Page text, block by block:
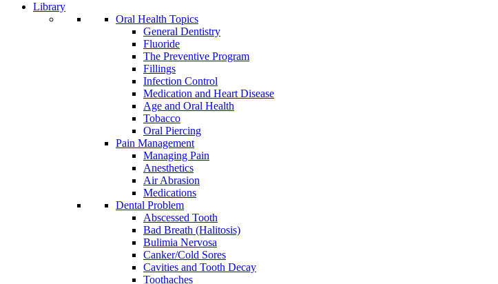
Library
Oral Health Topics
General Dentistry
Fluoride
The Preventive Program
Fillings
Infection Control
Medication and Heart Disease
Age and Oral Health
Tobacco
Oral Piercing
Pain Management
Managing Pain
Anesthetics
Air Abrasion
Medications
Dental Problem
Abscessed Tooth
Bad Breath (Halitosis)
Bulimia Nervosa
Canker/Cold Sores
Cavities and Tooth Decay
Toothaches